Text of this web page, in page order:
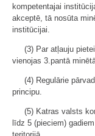
kompetentajai
akceptē, tā nosūta
institūcijai.
(3) Par atļauju
vienojas 3.pantā
(4) Regulārie
principu.
(5) Katras valsts
līdz 5 (pieciem)